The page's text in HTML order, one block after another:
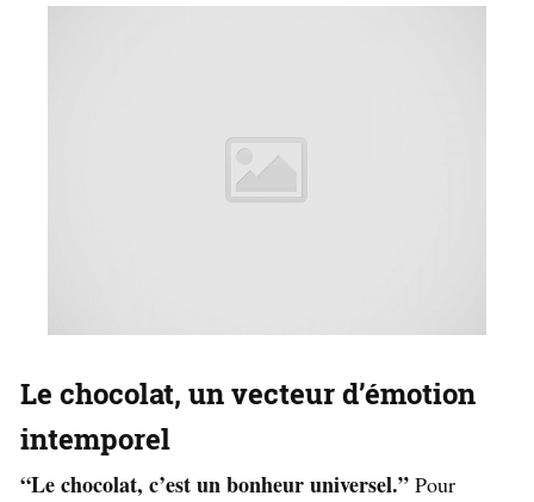
Le chocolat, un vecteur d’émotion
intemporel
“Le chocolat, c’est un bonheur universel.” Pour